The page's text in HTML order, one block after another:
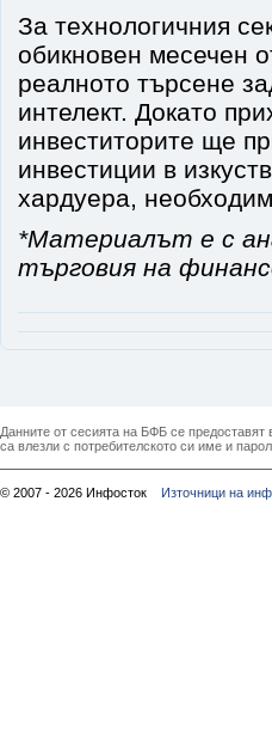
За технологичния
обикновен месечен
реалното търсене
интелект. Докато
инвеститорите ще
инвестиции в
хардуера,
*Материалът е с
търговия на
Данните от сесията на БФБ се
са влезли с потребителското си име и
© 2007 - 2026 Инфосток Източници на